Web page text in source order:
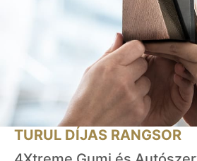
TURUL DÍJAS RANGSOR